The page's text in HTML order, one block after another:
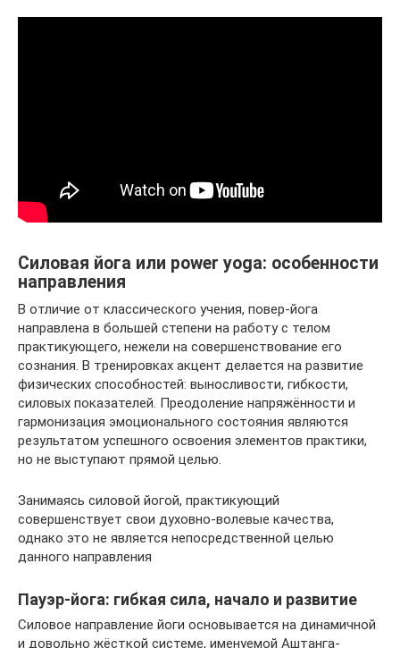
Силовая йога или power yoga: особенности
направления
В отличие от классического учения, повер-йога
направлена в большей степени на работу с телом
практикующего, нежели на совершенствование его
сознания. В тренировках акцент делается на развитие
физических способностей: выносливости, гибкости,
силовых показателей. Преодоление напряжённости и
гармонизация эмоционального состояния являются
результатом успешного освоения элементов практики,
но не выступают прямой целью.
Занимаясь силовой йогой, практикующий
совершенствует свои духовно-волевые качества,
однако это не является непосредственной целью
данного направления
Пауэр-йога: гибкая сила, начало и развитие
Силовое направление йоги основывается на динамичной
и довольно жёсткой системе, именуемой Аштанга-